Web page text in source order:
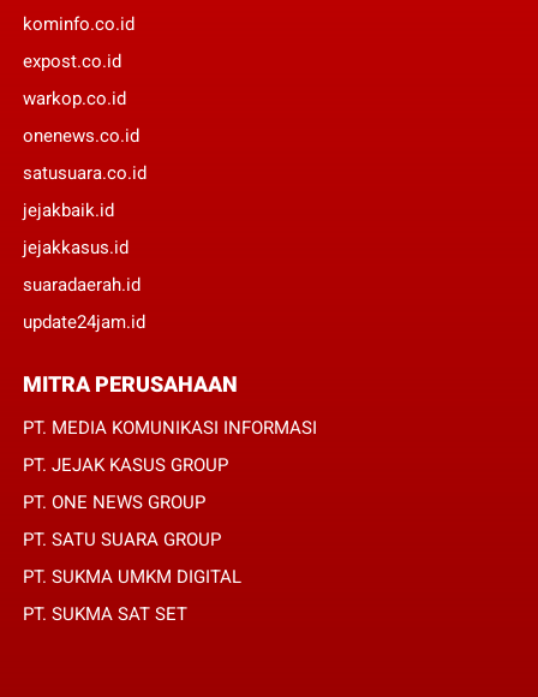
kominfo.co.id
expost.co.id
warkop.co.id
onenews.co.id
satusuara.co.id
jejakbaik.id
jejakkasus.id
suaradaerah.id
update24jam.id
MITRA PERUSAHAAN
PT. MEDIA KOMUNIKASI INFORMASI
PT. JEJAK KASUS GROUP
PT. ONE NEWS GROUP
PT. SATU SUARA GROUP
PT. SUKMA UMKM DIGITAL
PT. SUKMA SAT SET